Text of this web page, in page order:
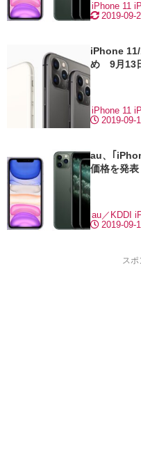
2019-09-
iPhone 11
iPhone
め 9月13
2019-09-
iPhone 11
au、｢
価格を発表
2019-09-
au／KDDI
スポ